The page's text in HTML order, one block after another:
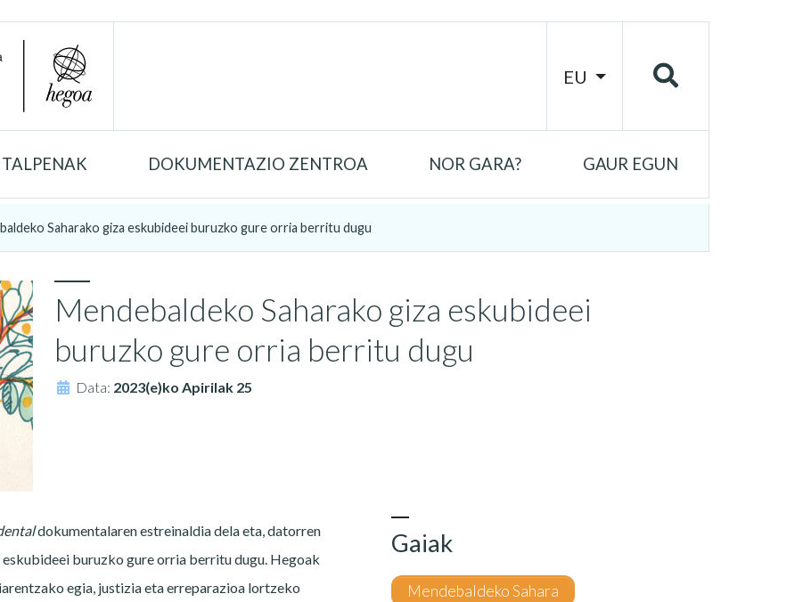
EU
DOKUMENTAZIO ZENTROA NOR GARA? GAUR EGUN
Saharako giza eskubideei buruzko gure orria berritu dugu
Mendebaldeko Saharako giza eskubideei
buruzko gure orria berritu dugu
Data: 2023(e)ko Apirilak 25
dokumentalaren estreinaldia dela eta, datorren
buruzko gure orria berritu dugu. Hegoak
egia, justizia eta erreparazioa lortzeko
Gaiak
Mendebaldeko Sahara